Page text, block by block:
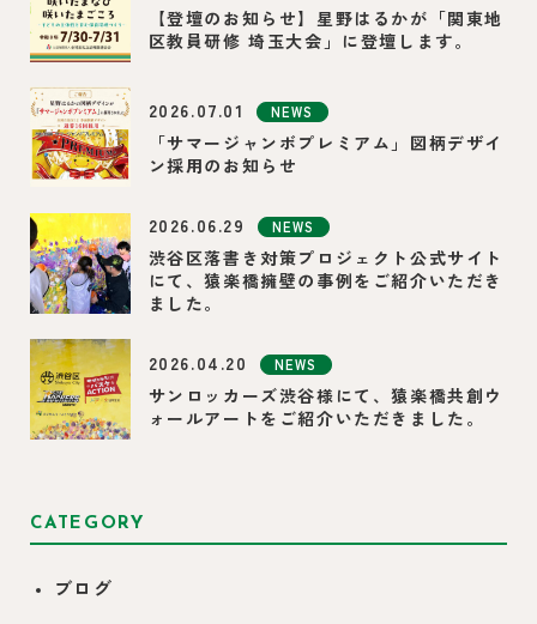
【登壇のお知らせ】星野はるかが「関東地
区教員研修 埼玉大会」に登壇します。
2026.07.01 NEWS
「サマージャンボプレミアム」図柄デザイ
ン採用のお知らせ
2026.06.29 NEWS
渋谷区落書き対策プロジェクト公式サイト
にて、猿楽橋擁壁の事例をご紹介いただき
ました。
2026.04.20 NEWS
サンロッカーズ渋谷様にて、猿楽橋共創ウ
ォールアートをご紹介いただきました。
CATEGORY
ブログ